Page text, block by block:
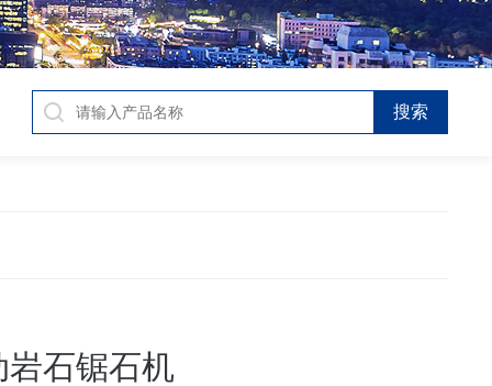
岩石锯石机